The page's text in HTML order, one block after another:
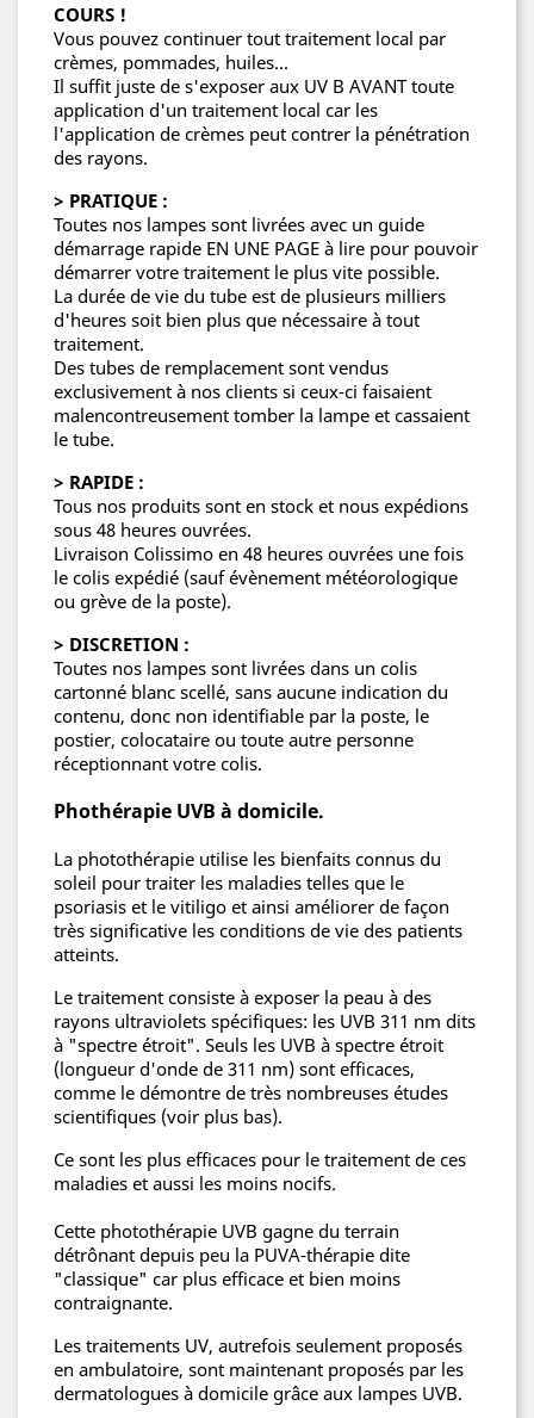
COURS !
Vous pouvez continuer tout traitement local par
crèmes, pommades, huiles...
Il suffit juste de s'exposer aux UV B AVANT toute
application d'un traitement local car les
l'application de crèmes peut contrer la pénétration
des rayons.
> PRATIQUE :
Toutes nos lampes sont livrées avec un guide
démarrage rapide EN UNE PAGE à lire pour pouvoir
démarrer votre traitement le plus vite possible.
La durée de vie du tube est de plusieurs milliers
d'heures soit bien plus que nécessaire à tout
traitement.
Des tubes de remplacement sont vendus
exclusivement à nos clients si ceux-ci faisaient
malencontreusement tomber la lampe et cassaient
le tube.
> RAPIDE :
Tous nos produits sont en stock et nous expédions
sous 48 heures ouvrées.
Livraison Colissimo en 48 heures ouvrées une fois
le colis expédié (sauf évènement météorologique
ou grève de la poste).
> DISCRETION :
Toutes nos lampes sont livrées dans un colis
cartonné blanc scellé, sans aucune indication du
contenu, donc non identifiable par la poste, le
postier, colocataire ou toute autre personne
réceptionnant votre colis.
Phothérapie UVB à domicile.
La photothérapie utilise les bienfaits connus du
soleil pour traiter les maladies telles que le
psoriasis et le vitiligo et ainsi améliorer de façon
très significative les conditions de vie des patients
atteints.
Le traitement consiste à exposer la peau à des
rayons ultraviolets spécifiques: les UVB 311 nm dits
à "spectre étroit". Seuls les UVB à spectre étroit
(longueur d'onde de 311 nm) sont efficaces,
comme le démontre de très nombreuses études
scientifiques (voir plus bas).
Ce sont les plus efficaces pour le traitement de ces
maladies et aussi les moins nocifs.
Cette photothérapie UVB gagne du terrain
détrônant depuis peu la PUVA-thérapie dite
"classique" car plus efficace et bien moins
contraignante.
Les traitements UV, autrefois seulement proposés
en ambulatoire, sont maintenant proposés par les
dermatologues à domicile grâce aux lampes UVB.